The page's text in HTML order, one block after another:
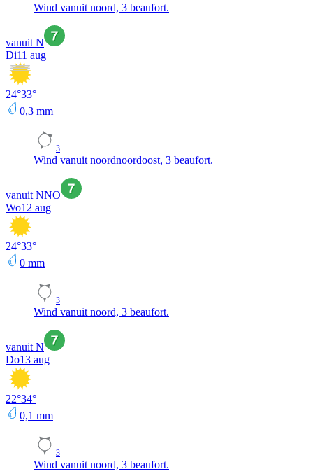
Wind vanuit noord, 3 beaufort.
vanuit N
Di11 aug
24°33°
0,3 mm
3
Wind vanuit noordnoordoost, 3 beaufort.
vanuit NNO
Wo12 aug
24°33°
0 mm
3
Wind vanuit noord, 3 beaufort.
vanuit N
Do13 aug
22°34°
0,1 mm
3
Wind vanuit noord, 3 beaufort.